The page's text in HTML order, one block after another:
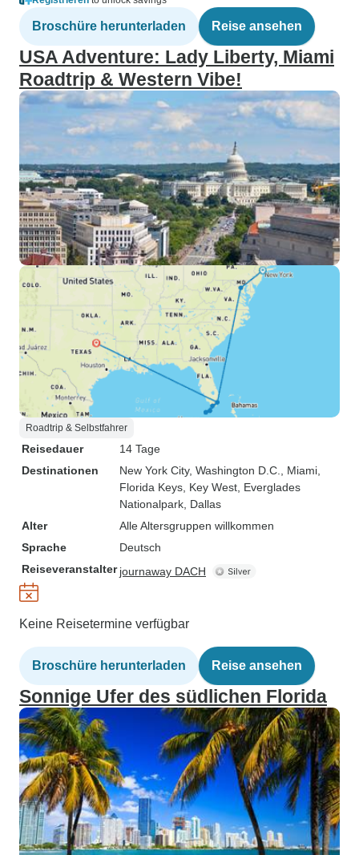
Broschüre herunterladen Reise ansehen
USA Adventure: Lady Liberty, Miami
Roadtrip & Western Vibe!
Roadtrip & Selbstfahrer
Reisedauer
14 Tage
Destinationen
New York City, Washington D.C. , Miami
Florida Keys , Key West , Everglades
Nationalpark , Dallas
Alter
Alle Altersgruppen willkommen
Sprache
Deutsch
Reiseveranstalter journaway DACH
Keine Reisetermine verfügbar
Broschüre herunterladen Reise ansehen
Sonnige Ufer des südlichen Florida